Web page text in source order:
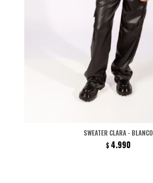
SWEATER CLARA - BLANCO
$ 4.990